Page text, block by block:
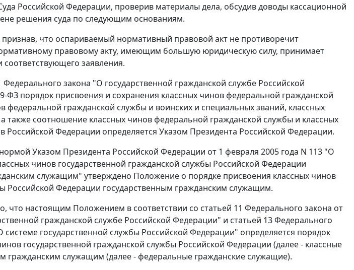
Российской Федерации, проверив материалы дела, обсудив доводы кассационной
решения суда по следующим основаниям.
признав, что оспариваемый нормативный правовой акт не противоречит
правовому акту, имеющим большую юридическую силу, принимает
заявления.
Федерального закона "О государственной гражданской службе Российской
ФЗ порядок присвоения и сохранения классных чинов федеральной гражданской
федеральной гражданской службы и воинских и специальных званий, классных
также соотношение классных чинов федеральной гражданской службы и классных
Российской Федерации определяется Указом Президента Российской Федерации.
Указом Президента Российской Федерации от 1 февраля 2005 года N 113 "О
чинов государственной гражданской службы Российской Федерации
служащим" утверждено Положение о порядке присвоения классных чинов
Российской Федерации государственным гражданским служащим.
что настоящим Положением в соответствии со статьей 11 Федерального закона от
гражданской службе Российской Федерации" и статьей 13 Федерального
системе государственной службы Российской Федерации" определяется порядок
государственной гражданской службы Российской Федерации (далее - классные
гражданским служащим (далее - федеральные гражданские служащие).